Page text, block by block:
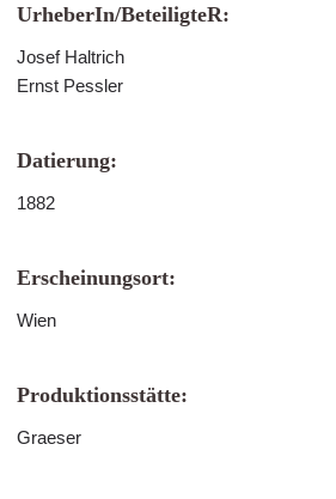
UrheberIn/BeteiligteR:
Josef Haltrich
Ernst Pessler
Datierung:
1882
Erscheinungsort:
Wien
Produktionsstätte:
Graeser